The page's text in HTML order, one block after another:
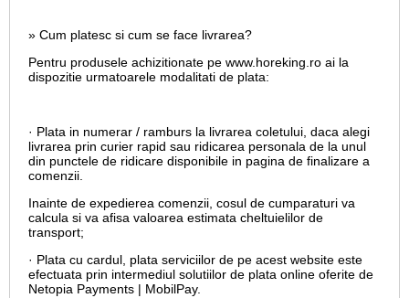
» Cum platesc si cum se face livrarea?
Pentru produsele achizitionate pe www.horeking.ro ai la
dispozitie urmatoarele modalitati de plata:
· Plata in numerar / ramburs la livrarea coletului, daca alegi
livrarea prin curier rapid sau ridicarea personala de la unul
din punctele de ridicare disponibile in pagina de finalizare a
comenzii.
Inainte de expedierea comenzii, cosul de cumparaturi va
calcula si va afisa valoarea estimata cheltuielilor de
transport;
· Plata cu cardul, plata serviciilor de pe acest website este
efectuata prin intermediul solutiilor de plata online oferite de
Netopia Payments | MobilPay.